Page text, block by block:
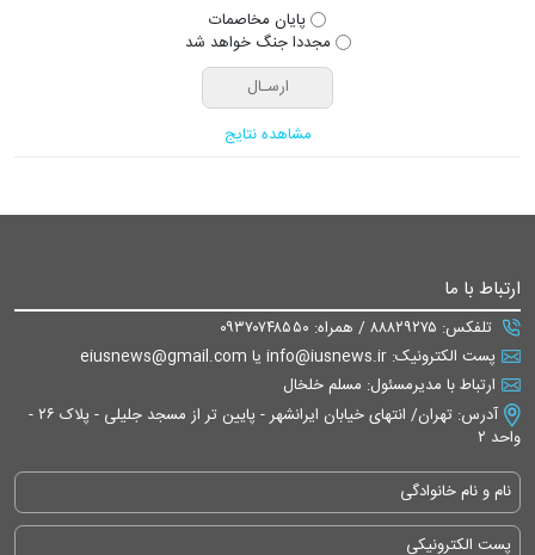
پایان مخاصمات
مجددا جنگ خواهد شد
مشاهده نتایج
ارتباط با ما
تلفکس: ۸۸۸۲۹۲۷۵ / همراه: ۰۹۳۷۰۷۴۸۵۵۰
پست الکترونیک: info@iusnews.ir یا eiusnews@gmail.com
ارتباط با مدیرمسئول: مسلم خلخال
آدرس: تهران/ انتهای خیابان ایرانشهر - پایین تر از مسجد جلیلی - پلاک ۲۶ -
واحد ۲